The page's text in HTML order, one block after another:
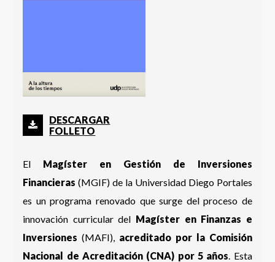
DESCARGAR
FOLLETO
El Magíster en Gestión de Inversiones
Financieras (MGIF) de la Universidad Diego Portales
es un programa renovado que surge del proceso de
innovación curricular del Magíster en Finanzas e
Inversiones (MAFI), acreditado por la Comisión
Nacional de Acreditación (CNA) por 5 años. Esta